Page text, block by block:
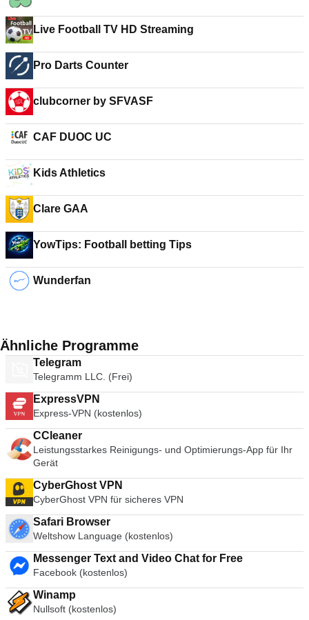
Live Football TV HD Streaming
Pro Darts Counter
clubcorner by SFVASF
CAF DUOC UC
Kids Athletics
Clare GAA
YowTips: Football betting Tips
Wunderfan
Ähnliche Programme
Telegram
Telegramm LLC. (Frei)
ExpressVPN
Express-VPN (kostenlos)
CCleaner
Leistungsstarkes Reinigungs- und Optimierungs-App für Ihr
Gerät
CyberGhost VPN
CyberGhost VPN für sicheres VPN
Safari Browser
Weltshow Language (kostenlos)
Messenger Text and Video Chat for Free
Facebook (kostenlos)
Winamp
Nullsoft (kostenlos)